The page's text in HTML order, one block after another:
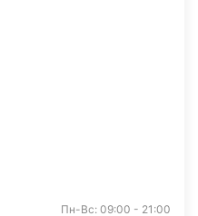
Пн-Вс: 09:00 - 21:00